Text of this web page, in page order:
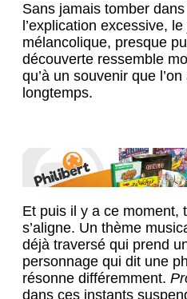
Sans jamais tomber
l’explication excessive,
mélancolique, presque
découverte ressemble
qu’à un souvenir que
longtemps.
Et puis il y a ce moment,
s’aligne. Un thème
déjà traversé qui prend
personnage qui dit une
résonne différemment.
dans ces instants